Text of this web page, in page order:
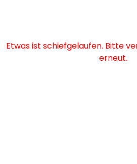
Etwas ist schiefgelaufen. Bitte
erneut.